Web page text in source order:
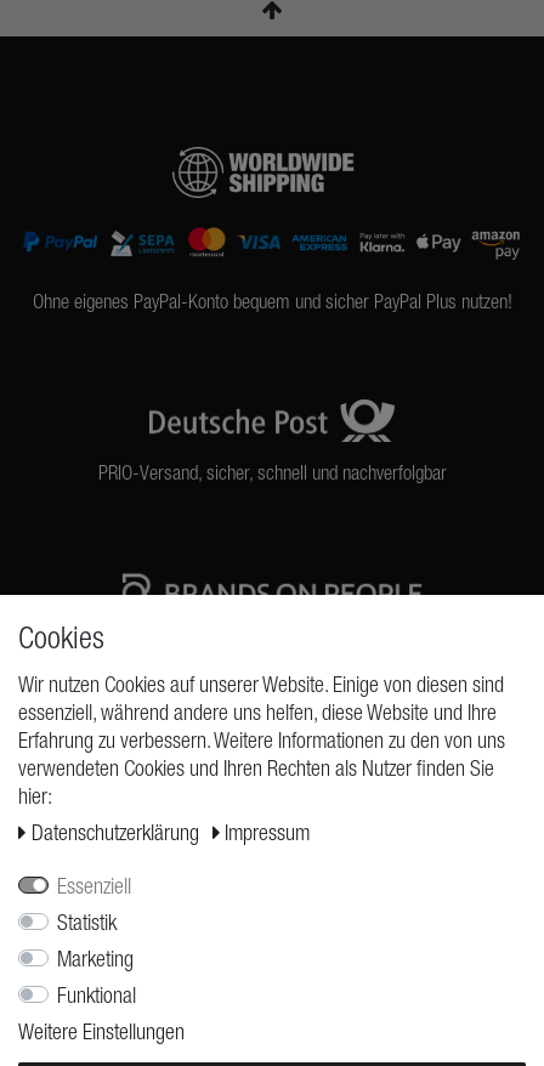
Ohne eigenes PayPal-Konto bequem und sicher PayPal Plus nutzen!
PRIO-Versand, sicher, schnell und nachverfolgbar
ANFRAGEN
Widerrufs­formular
Cookies
Wir nutzen Cookies auf unserer Website. Einige von diesen sind
essenziell, während andere uns helfen, diese Website und Ihre
Erfahrung zu verbessern. Weitere Informationen zu den von uns
verwendeten Cookies und Ihren Rechten als Nutzer finden Sie
hier:
Daten­schutz­erklärung
Impressum
Essenziell
Statistik
Marketing
Funktional
Weitere Einstellungen